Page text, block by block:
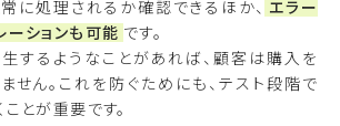
に処理されるか確認できるほか、 エラー
ーションも可能 です。
するようなことがあれば、顧客は購入を
せん。これを防ぐためにも、テスト段階で
とが重要です。